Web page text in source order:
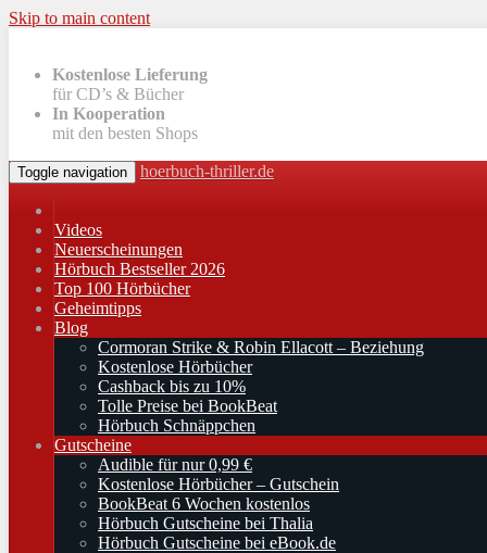
Skip to main content
Kostenlose Lieferung
für CD’s & Bücher
In Kooperation
mit den besten Shops
Toggle navigation hoerbuch-thriller.de
Videos
Neuerscheinungen
Hörbuch Bestseller 2026
Top 100 Hörbücher
Geheimtipps
Blog
Cormoran Strike & Robin Ellacott – Beziehung
Kostenlose Hörbücher
Cashback bis zu 10%
Tolle Preise bei BookBeat
Hörbuch Schnäppchen
Gutscheine
Audible für nur 0,99 €
Kostenlose Hörbücher – Gutschein
BookBeat 6 Wochen kostenlos
Hörbuch Gutscheine bei Thalia
Hörbuch Gutscheine bei eBook.de